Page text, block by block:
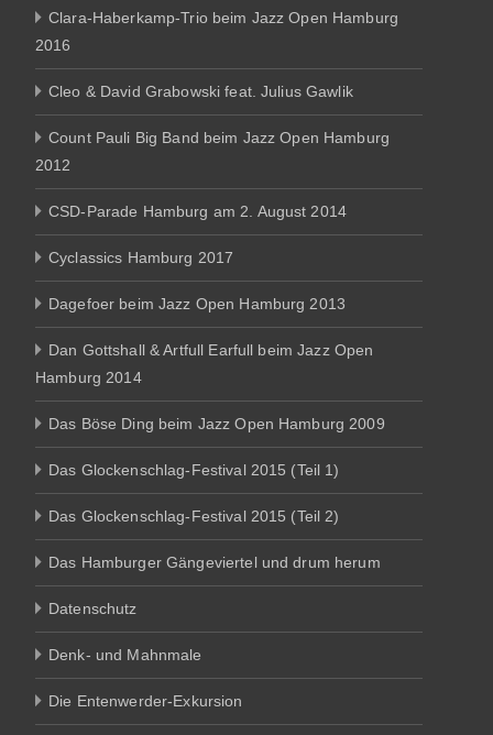
Clara-Haberkamp-Trio beim Jazz Open Hamburg
2016
Cleo & David Grabowski feat. Julius Gawlik
Count Pauli Big Band beim Jazz Open Hamburg
2012
CSD-Parade Hamburg am 2. August 2014
Cyclassics Hamburg 2017
Dagefoer beim Jazz Open Hamburg 2013
Dan Gottshall & Artfull Earfull beim Jazz Open
Hamburg 2014
Das Böse Ding beim Jazz Open Hamburg 2009
Das Glockenschlag-Festival 2015 (Teil 1)
Das Glockenschlag-Festival 2015 (Teil 2)
Das Hamburger Gängeviertel und drum herum
Datenschutz
Denk- und Mahnmale
Die Entenwerder-Exkursion